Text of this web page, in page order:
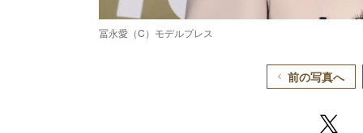
冨永愛（C）モデルプレス
前の写真へ